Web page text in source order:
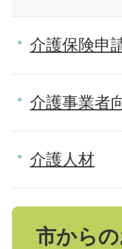
介護保険申
介護事業者
介護人材
市から